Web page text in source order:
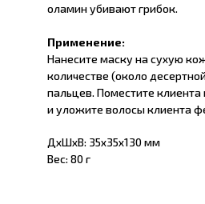
оламин убивают грибок.
Применение:
Нанесите маску на сухую
количестве (около
пальцев. Поместите
и уложите волосы клиента
ДxШxВ: 35x35x130 мм
Вес: 80 г